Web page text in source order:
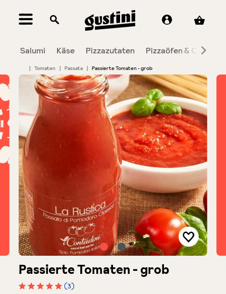
springen
Salumi Käse Pizzazutaten Pizzaöfen & Co.
| Tomaten | Passata | Passierte Tomaten - grob
Bildergalerie überspringen
Passierte Tomaten - grob
(3)